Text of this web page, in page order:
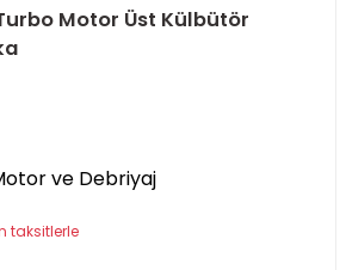
Motor Üst Külbütör
ve Debriyaj
taksitlerle